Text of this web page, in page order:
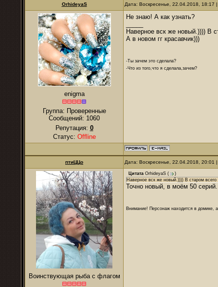
OrhideyaS Дата: Воскресенье, 22.04.2018,
enigma
Группа: Проверенные
Сообщений: 1060
Репутация: 0
Статус: Offline
Не знаю! А как узнать?
Наверное вск же новый.)))) В
А в новом гг красавчик)))
-Ты зачем это сделала?
-Что из того,что я сделала,зачем?
птиЦЦо Дата: Воскресенье, 22.04.2018,
Воинствующая рыба с флагом
Цитата OrhideyaS (
)
Наверное вск же новый.)))) В старом всего
Точно новый, в моём 50 серий.
Внимание! Персонаж находится в домике,